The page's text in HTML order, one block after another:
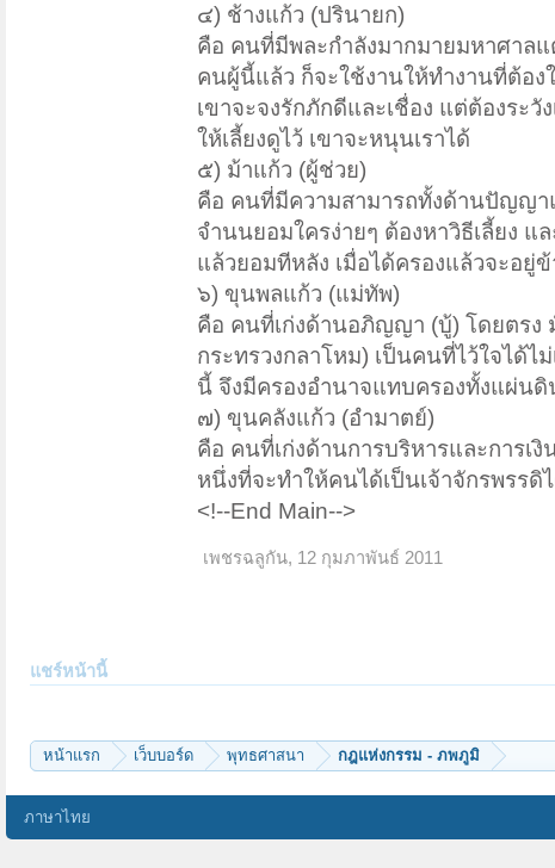
๔) ช้างแก้ว (ปรินายก)
คือ คนที่มีพละกำลังมากมายมหาศาล
คนผู้นี้แล้ว ก็จะใช้งานให้ทำงานที่ต้อ
เขาจะจงรักภักดีและเชื่อง แต่ต้องระ
ให้เลี้ยงดูไว้ เขาจะหนุนเราได้
๕) ม้าแก้ว (ผู้ช่วย)
คือ คนที่มีความสามารถทั้งด้านปัญญ
จำนนยอมใครง่ายๆ ต้องหาวิธีเลี้ยง แ
แล้วยอมทีหลัง เมื่อได้ครองแล้วจะอยู่
๖) ขุนพลแก้ว (แม่ทัพ)
คือ คนที่เก่งด้านอภิญญา (บู้) โดยตรง
กระทรวงกลาโหม) เป็นคนที่ไว้ใจได้ไ
นี้ จึงมีครองอำนาจแทบครองทั้งแผ่นดิ
๗) ขุนคลังแก้ว (อำมาตย์)
คือ คนที่เก่งด้านการบริหารและการเ
หนึ่งที่จะทำให้คนได้เป็นเจ้าจักรพรร
<!--End Main-->
เพชรฉลูกัน, 12 กุมภาพันธ์ 2011
แชร์หน้านี้
หน้าแรก เว็บบอร์ด พุทธศาสนา กฎแห่งกรรม - ภพภูมิ
ภาษาไทย